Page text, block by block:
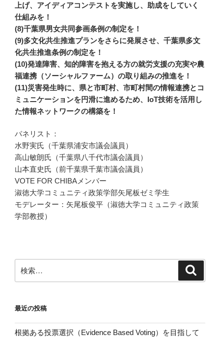
上げ、アイディアコンテストを実施し、助成をしていく
仕組みを！
(8)千葉県男女共同参画条例の制定を！
(9)多文化共生推進プランをさらに発展させ、千葉県多文
化共生推進条例の制定を！
(10)発達障害、知的障害を抱える方の就労支援の充実や農
福連携（ソーシャルファーム）の取り組みの推進を！
(11)災害発生時に、県と市町村、市町村間の情報連携とコ
ミュニケーションを円滑に進めるため、IoT技術を活用し
た情報ネットワークの構築を！
パネリスト：
水野実氏（千葉県浦安市議会議員）
高山敏朗氏（千葉県八千代市議会議員）
山本直史氏（前千葉県千葉市議会議員）
VOTE FOR CHIBAメンバー
淑徳大学コミュニティ政策学部矢尾板ゼミ学生
モデレーター：矢尾板俊平（淑徳大学コミュニティ政策
学部教授）
索:
最近の投稿
根拠ある投票選択（Evidence Based Voting）を目指して